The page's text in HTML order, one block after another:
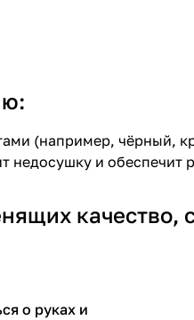
(например, чёрный,
недосушку и обеспечит
качество,
о руках и